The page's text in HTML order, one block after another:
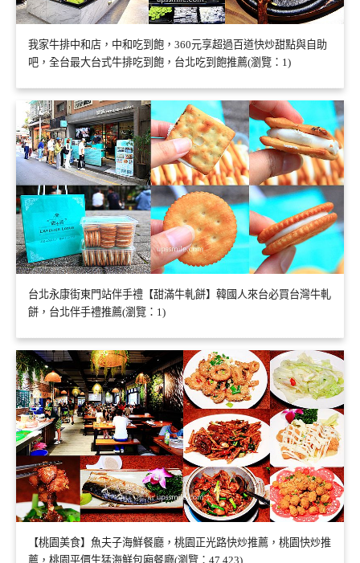
我家牛排中和店，中和吃到飽，360元享超過百道快炒甜點與自助
吧，全台最大台式牛排吃到飽，台北吃到飽推薦(瀏覽：1)
台北永康街東門站伴手禮【甜滿牛軋餅】韓國人來台必買台灣牛軋
餅，台北伴手禮推薦(瀏覽：1)
【桃園美食】魚夫子海鮮餐廳，桃園正光路快炒推薦，桃園快炒推
薦，桃園平價生猛海鮮包廂餐廳(瀏覽：47,423)